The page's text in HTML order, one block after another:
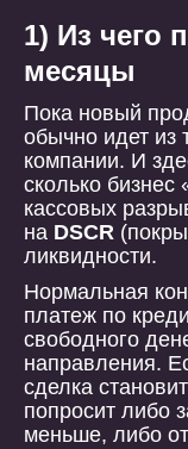
1) Из чего
месяцы
Пока новый
обычно идет из
компании. И
сколько бизнес
кассовых
на DSCR
ликвидности.
Нормальная
платеж по
свободного
направления.
сделка
попросит либо
меньше, либо